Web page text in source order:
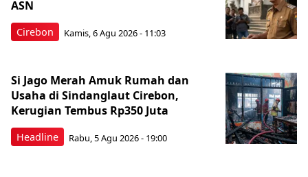
Cirebon
ASN
Kamis, 6 Agu 2026 - 11:03
Headline
Si Jago Merah Amuk Rumah dan
Usaha di Sindanglaut Cirebon,
Kerugian Tembus Rp350 Juta
Rabu, 5 Agu 2026 - 19:00